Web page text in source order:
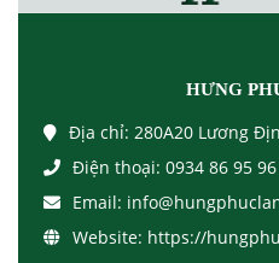
HƯNG
Địa chỉ: 280A20 Lương
Điện thoại: 0934 86 95 96
Email:
Website: https://